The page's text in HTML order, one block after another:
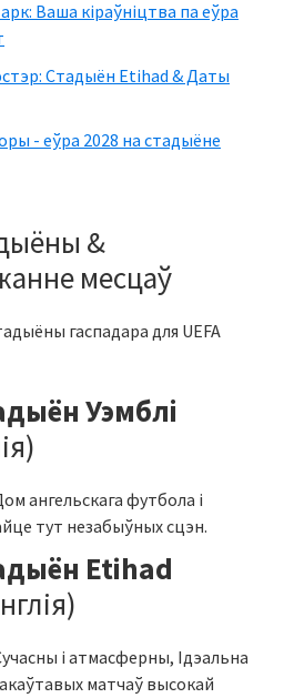
Ваша кіраўніцтва па еўра
Стадыён Etihad & Даты
- еўра 2028 на стадыёне
&
месцаў
гаспадара для UEFA
Уэмблі
ангельскага футбола і
тут незабыўных сцэн.
Etihad
і атмасферны, Ідэальна
матчаў высокай